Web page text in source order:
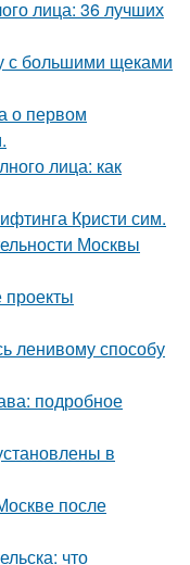
лица: 36 лучших
с большими щеками
о первом
лица: как
Кристи сим.
Москвы
проекты
ленивому способу
подробное
в
после
что